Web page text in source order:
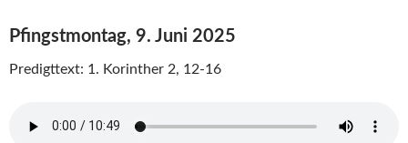
Pfingstmontag, 9. Juni 2025
Predigttext: 1. Korinther 2, 12-16